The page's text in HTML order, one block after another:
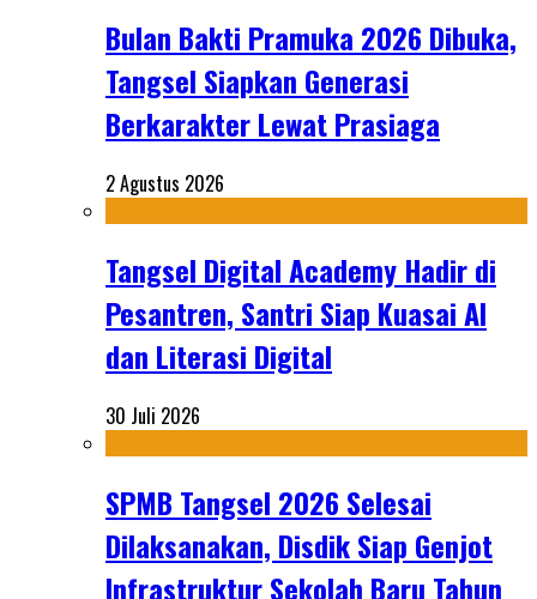
Bulan Bakti Pramuka 2026 Dibuka,
Tangsel Siapkan Generasi
Berkarakter Lewat Prasiaga
2 Agustus 2026
Tangsel Digital Academy Hadir di
Pesantren, Santri Siap Kuasai AI
dan Literasi Digital
30 Juli 2026
SPMB Tangsel 2026 Selesai
Dilaksanakan, Disdik Siap Genjot
Infrastruktur Sekolah Baru Tahun